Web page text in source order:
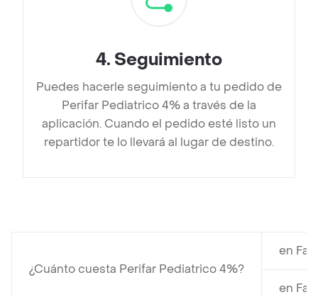
4. Seguimiento
Puedes hacerle seguimiento a tu pedido de
Perifar Pediatrico 4% a través de la
aplicación. Cuando el pedido esté listo un
repartidor te lo llevará al lugar de destino.
¿Cuánto cuesta Perifar Pediatrico 4%?
en
en